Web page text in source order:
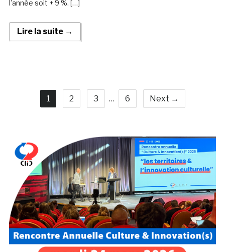
l’année soit + 9 %. […]
Lire la suite →
1 2 3 … 6 Next →